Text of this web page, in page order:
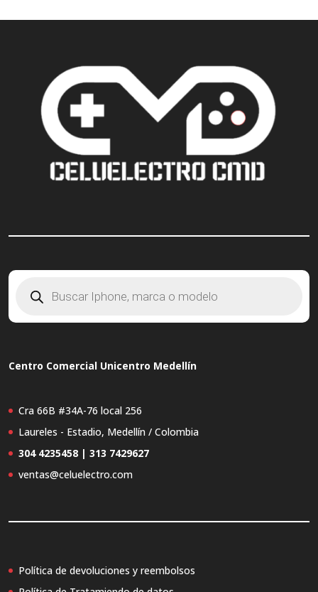
Centro Comercial Unicentro Medellín
Cra 66B #34A-76 local 256
Laureles - Estadio, Medellín / Colombia
304 4235458 | 313 7429627
ventas@celuelectro.com
Política de devoluciones y reembolsos